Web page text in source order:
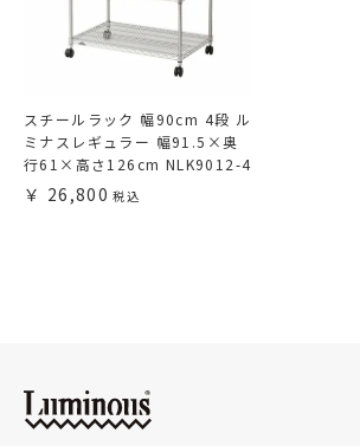
スチールラック 幅90cm 4段 ル
ミナスレギュラー 幅91.5×奥
行61×高さ126cm NLK9012-4
26,800